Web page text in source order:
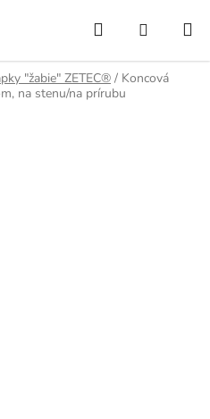
Hľadať
KOŠÍK
"žabie" ZETEC® / Koncová
na stenu/na prírubu